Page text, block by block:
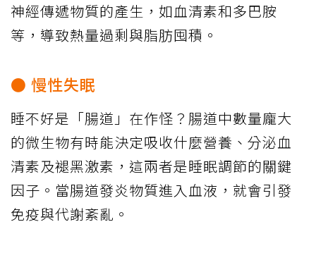
神經傳遞物質的產生，如血清素和多巴胺
等，導致熱量過剩與脂肪囤積。
● 慢性失眠
睡不好是「腸道」在作怪？腸道中數量龐大
的微生物有時能決定吸收什麼營養、分泌血
清素及褪黑激素，這兩者是睡眠調節的關鍵
因子。當腸道發炎物質進入血液，就會引發
免疫與代謝紊亂。